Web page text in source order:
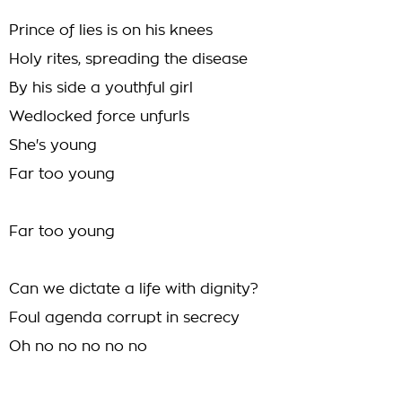
Prince of lies is on his knees
Holy rites, spreading the disease
By his side a youthful girl
Wedlocked force unfurls
She's young
Far too young
Far too young
Can we dictate a life with dignity?
Foul agenda corrupt in secrecy
Oh no no no no no